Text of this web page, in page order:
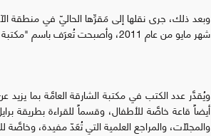
وبعد ذلك، جرى نقلها إلى مَقرِّها الحاليّ في منطقة
شهر مايو من عام 2011، وأصبحت تُعرَف باسم "مكتبة الشارقة العامّة".
ويُقدَّر عدد الكتب في مكتبة الشارقة العامَّة بما
أيضاً قاعة خاصَّة للأطفال، وقسماً للقراءة بطريقة
والمجلّات، والمراجع العلمية التي تُعَدّ مفيدة، وخاصَّة